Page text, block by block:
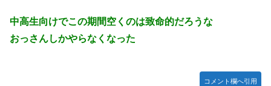
中高生向けでこの期間空くのは致命的だろうな
おっさんしかやらなくなった
コメント欄へ引用